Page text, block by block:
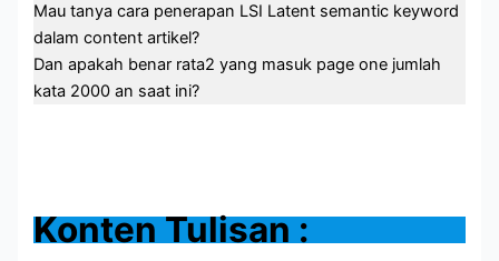
Mau tanya cara penerapan LSI Latent semantic keyword
dalam content artikel?
Dan apakah benar rata2 yang masuk page one jumlah
kata 2000 an saat ini?
Konten Tulisan :